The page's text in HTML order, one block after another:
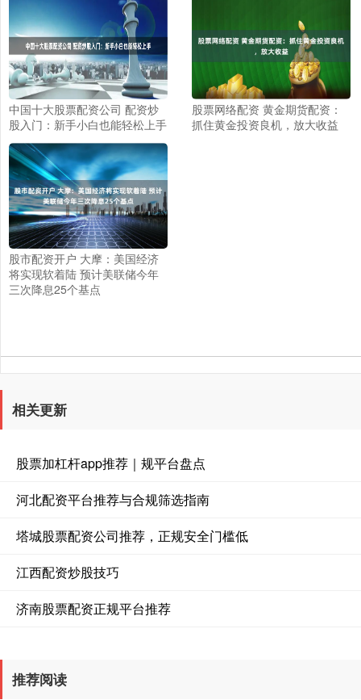
中国十大股票配资公司 配资炒
股入门：新手小白也能轻松上手
股票网络配资 黄金期货配资：
抓住黄金投资良机，放大收益
股市配资开户 大摩：美国经济
将实现软着陆 预计美联储今年
三次降息25个基点
相关更新
股票加杠杆app推荐｜规平台盘点
河北配资平台推荐与合规筛选指南
塔城股票配资公司推荐，正规安全门槛低
江西配资炒股技巧
济南股票配资正规平台推荐
推荐阅读